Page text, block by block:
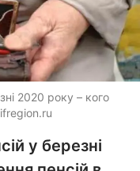
2020 року – кого
у березні